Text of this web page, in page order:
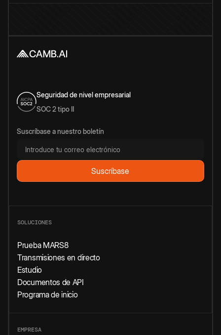
Seguridad de nivel empresarial
SOC 2 tipo II
Suscríbase a nuestro boletín
SOLUCIONES
Prueba MARS8
Transmisiones en directo
Estudio
Documentos de API
Programa de inicio
EMPRESA